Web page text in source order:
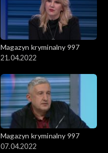
Magazyn kryminalny 997
21.04.2022
Magazyn kryminalny 997
07.04.2022